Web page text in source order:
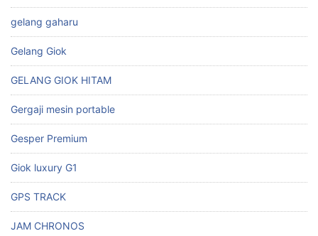
gelang gaharu
Gelang Giok
GELANG GIOK HITAM
Gergaji mesin portable
Gesper Premium
Giok luxury G1
GPS TRACK
JAM CHRONOS